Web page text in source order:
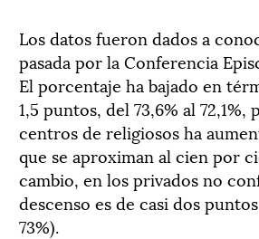
Los datos fueron dados a
pasada por la Conferencia
El porcentaje ha bajado en
1,5 puntos, del 73,6% al 72,1%,
centros de religiosos ha
que se aproximan al cien por
cambio, en los privados no
descenso es de casi dos
73%).